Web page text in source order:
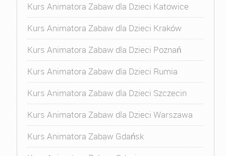
Kurs Animatora Zabaw dla Dzieci Katowice
Kurs Animatora Zabaw dla Dzieci Kraków
Kurs Animatora Zabaw dla Dzieci Poznań
Kurs Animatora Zabaw dla Dzieci Rumia
Kurs Animatora Zabaw dla Dzieci Szczecin
Kurs Animatora Zabaw dla Dzieci Warszawa
Kurs Animatora Zabaw Gdańsk